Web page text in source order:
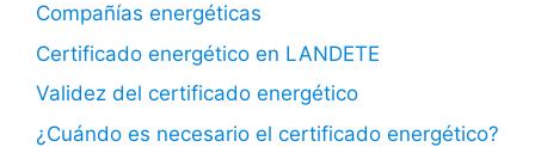
Compañías energéticas
Certificado energético en LANDETE
Validez del certificado energético
¿Cuándo es necesario el certificado energético?